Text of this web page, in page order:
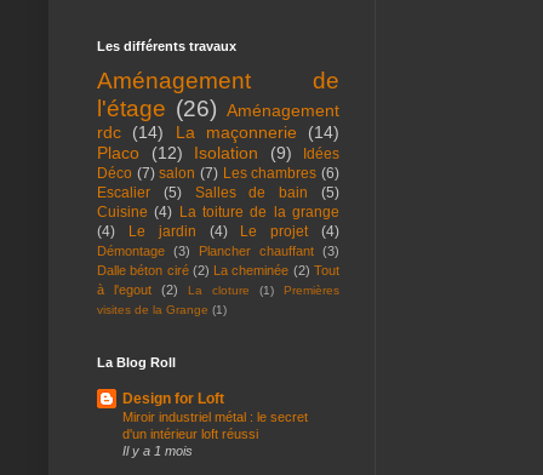
Les différents travaux
Aménagement de
l'étage (26) Aménagement
rdc
(14) La maçonnerie
(14)
Placo
(12) Isolation (9)
Idées
Déco (7) salon (7) Les chambres (6)
Escalier
(5) Salles de bain
(5)
Cuisine (4) La toiture de la grange
(4)
Le jardin (4) Le projet (4)
Démontage (3) Plancher chauffant (3)
Dalle béton ciré (2) La cheminée (2) Tout
à l'egout
(2) La cloture (1)
Premières
visites de la Grange (1)
La Blog Roll
Design for Loft
Miroir industriel métal : le secret
d'un intérieur loft réussi
Il y a 1 mois